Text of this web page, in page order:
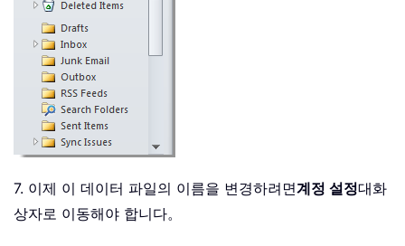
7. 이제 이 데이터 파일의 이름을 변경하려면계정 설정대화
상자로 이동해야 합니다。